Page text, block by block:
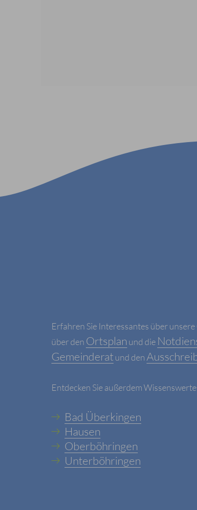
Erfahren Sie Interessantes über
über den Ortsplan und die
Gemeinderat und den
Entdecken Sie außerdem
Bad Überkingen
Hausen
Oberböhringen
Unterböhringen